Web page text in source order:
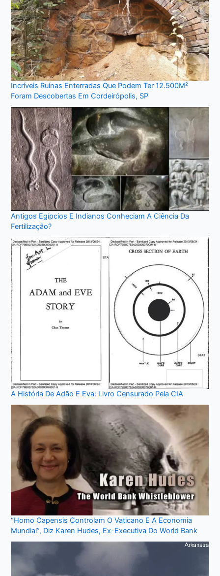
Incríveis Ruínas Enterradas Que Podem Ter 12.500M²
Foram Descobertas Em Cordeirópolis, SP
Antigos Egípcios E Indianos Conheciam A Ciência Da
Fertilização?
A História De Adão E Eva: Livro Censurado Pela CIA
“Homo Capensis Controlam O Vaticano E A Economia
Mundial”, Diz Karen Hudes, Ex-Executiva Do World Bank